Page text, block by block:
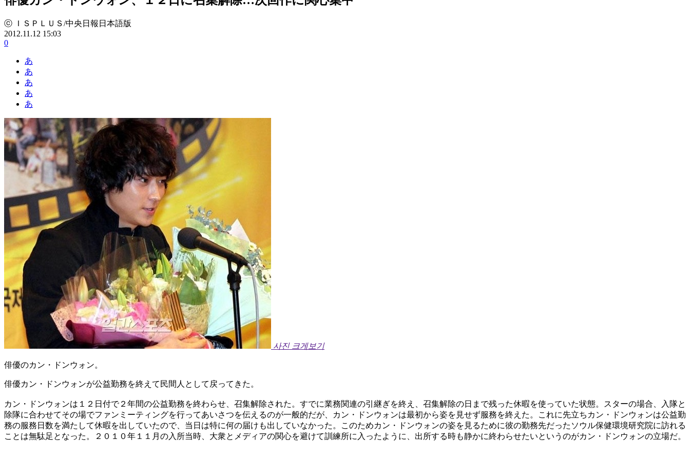
ⓒ ＩＳＰＬＵＳ/中央日報日本語版
2012.11.12 15:03
0
あ
あ
あ
あ
あ
사진 크게보기
俳優のカン・ドンウォン。
俳優カン・ドンウォンが公益勤務を終えて民間人として戻ってきた。
カン・ドンウォンは１２日付で２年間の公益勤務を終わらせ、召集解除された。すでに業務関連の引継ぎを終え、召集解除の日まで残った休暇を使っていた状態。スターの場合、入隊と
除隊に合わせてその場でファンミーティングを行ってあいさつを伝えるのが一般的だが、カン・ドンウォンは最初から姿を見せず服務を終えた。これに先立ちカン・ドンウォンは公益勤
務の服務日数を満たして休暇を出していたので、当日は特に何の届けも出していなかった。このためカン・ドンウォンの姿を見るために彼の勤務先だったソウル保健環境研究院に訪れる
ことは無駄足となった。２０１０年１１月の入所当時、大衆とメディアの関心を避けて訓練所に入ったように、出所する時も静かに終わらせたいというのがカン・ドンウォンの立場だ。